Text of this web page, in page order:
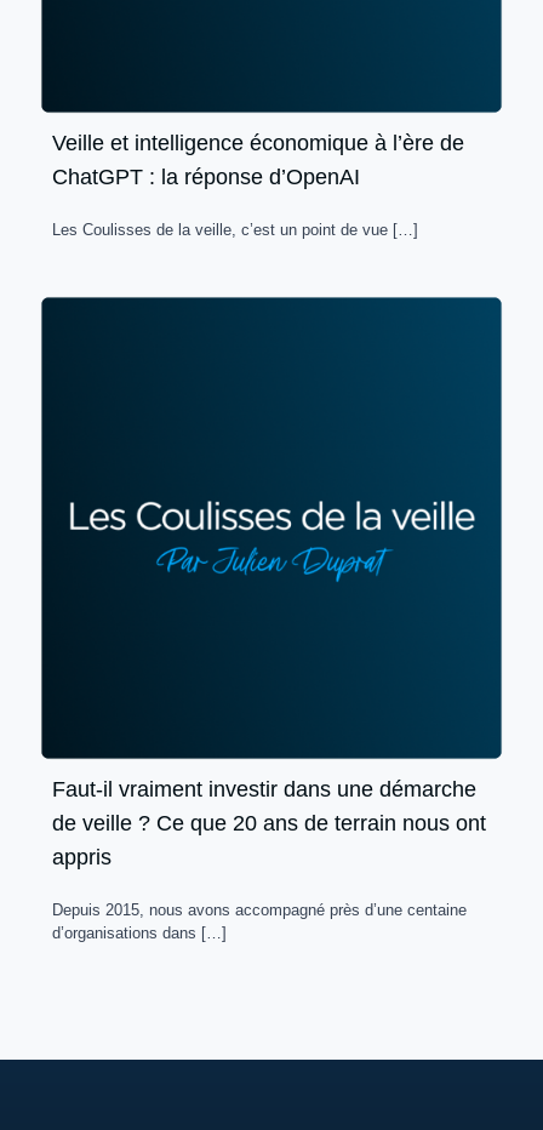
Veille et intelligence économique à l’ère de
ChatGPT : la réponse d’OpenAI
Les Coulisses de la veille, c’est un point de vue […]
Faut-il vraiment investir dans une démarche
de veille ? Ce que 20 ans de terrain nous ont
appris
Depuis 2015, nous avons accompagné près d’une centaine
d’organisations dans […]